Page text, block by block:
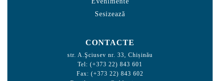
Sesizează
CONTACTE
str. A.Şciusev nr. 33, Chișinău
Tel: (+373 22) 843 601
Fax: (+373 22) 843 602